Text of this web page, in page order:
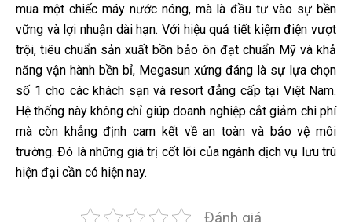
mua một chiếc máy nước nóng, mà là đầu tư vào sự bền
vững và lợi nhuận dài hạn. Với hiệu quả tiết kiệm điện vượt
trội, tiêu chuẩn sản xuất bồn bảo ôn đạt chuẩn Mỹ và khả
năng vận hành bền bỉ, Megasun xứng đáng là sự lựa chọn
số 1 cho các khách sạn và resort đẳng cấp tại Việt Nam.
Hệ thống này không chỉ giúp doanh nghiệp cắt giảm chi phí
mà còn khẳng định cam kết về an toàn và bảo vệ môi
trường. Đó là những giá trị cốt lõi của ngành dịch vụ lưu trú
hiện đại cần có hiện nay.
Đánh giá